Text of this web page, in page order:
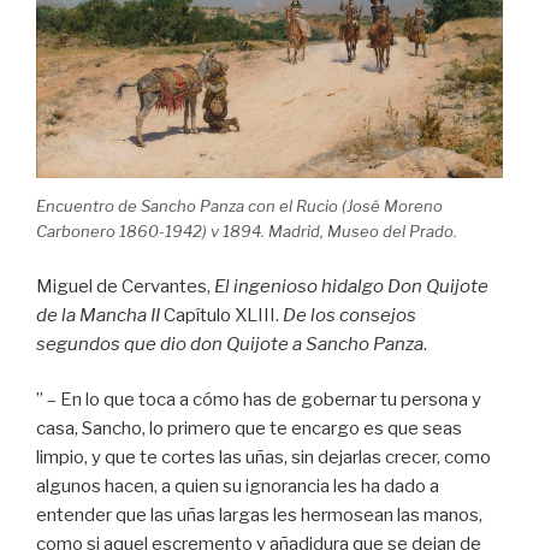
Encuentro de Sancho Panza con el Rucio (José Moreno
Carbonero 1860-1942) v 1894. Madrid, Museo del Prado.
Miguel de Cervantes, El ingenioso hidalgo Don Quijote
de la Mancha IICapítulo XLIII. De los consejos
segundos que dio don Quijote a Sancho Panza.
” – En lo que toca a cómo has de gobernar tu persona y
casa, Sancho, lo primero que te encargo es que seas
limpio, y que te cortes las uñas, sin dejarlas crecer, como
algunos hacen, a quien su ignorancia les ha dado a
entender que las uñas largas les hermosean las manos,
como si aquel escremento y añadidura que se dejan de